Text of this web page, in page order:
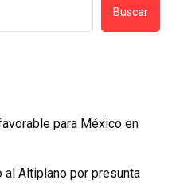
Buscar
para México en
al Altiplano por presunta